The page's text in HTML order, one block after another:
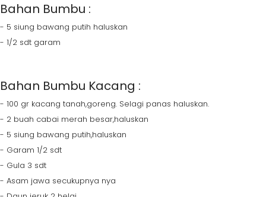
Bahan Bumbu :
- 5 siung bawang putih haluskan
- 1/2 sdt garam
Bahan Bumbu Kacang :
- 100 gr kacang tanah,goreng. Selagi panas haluskan.
- 2 buah cabai merah besar,haluskan
- 5 siung bawang putih,haluskan
- Garam 1/2 sdt
- Gula 3 sdt
- Asam jawa secukupnya nya